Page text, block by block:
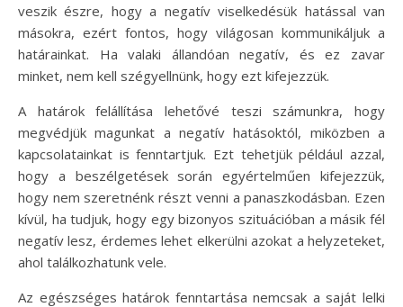
veszik észre, hogy a negatív viselkedésük hatással van
másokra, ezért fontos, hogy világosan kommunikáljuk a
határainkat. Ha valaki állandóan negatív, és ez zavar
minket, nem kell szégyellnünk, hogy ezt kifejezzük.
A határok felállítása lehetővé teszi számunkra, hogy
megvédjük magunkat a negatív hatásoktól, miközben a
kapcsolatainkat is fenntartjuk. Ezt tehetjük például azzal,
hogy a beszélgetések során egyértelműen kifejezzük,
hogy nem szeretnénk részt venni a panaszkodásban. Ezen
kívül, ha tudjuk, hogy egy bizonyos szituációban a másik fél
negatív lesz, érdemes lehet elkerülni azokat a helyzeteket,
ahol találkozhatunk vele.
Az egészséges határok fenntartása nemcsak a saját lelki